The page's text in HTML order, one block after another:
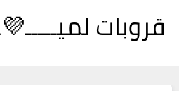
قروبات